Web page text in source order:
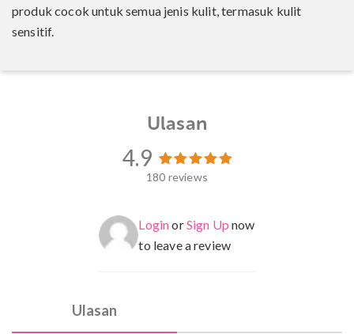
produk cocok untuk semua jenis kulit, termasuk kulit
sensitif.
Ulasan
4.9
Peringkat
180
pelanggan
180 reviews
LoginorSign Up now
to leave a review
Ulasan